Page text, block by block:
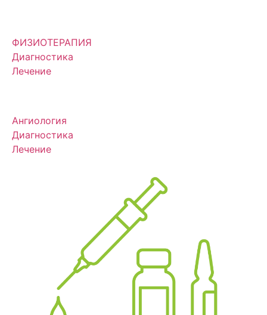
ФИЗИОТЕРАПИЯ
Диагностика
Лечение
Ангиология
Диагностика
Лечение